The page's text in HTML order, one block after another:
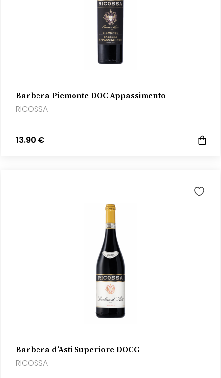
Barbera Piemonte DOC Appassimento
RICOSSA
13.90 €
Barbera d’Asti Superiore DOCG
RICOSSA